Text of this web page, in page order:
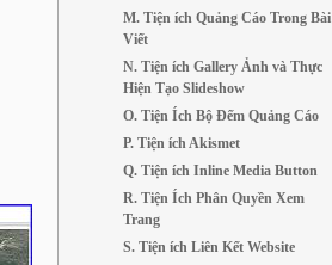
M. Tiện ích Quảng Cáo Trong Bài
Viết
N. Tiện ích Gallery Ảnh và Thực
Hiện Tạo Slideshow
O. Tiện Ích Bộ Đếm Quảng Cáo
P. Tiện ích Akismet
Q. Tiện ích Inline Media Button
R. Tiện Ích Phân Quyền Xem
Trang
S. Tiện ích Liên Kết Website